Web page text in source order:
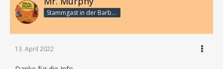
Stammgast in der Barbarabar
13. April 2022